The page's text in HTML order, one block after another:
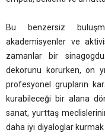
Bu benzersiz
akademisyenler ve
zamanlar bir
dekorunu korurken, on
profesyonel grupların
kurabileceği bir alana
sanat, yurttaş
daha iyi diyaloglar